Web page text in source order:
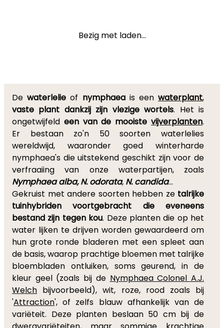
Bezig met laden...
Dewaterlelie of nymphaeais eenwaterplant,
vaste plant dankzij zijn vlezige wortels. Het is
ongetwijfeld een van de mooistevijverplanten.
Er bestaan zo'n 50 soorten waterlelies
wereldwijd, waaronder goed winterharde
nymphaea's die uitstekend geschikt zijn voor de
verfraaiing van onze waterpartijen, zoals
Nymphaea alba, N. odorata, N. candida...
Gekruist met andere soorten hebben ze talrijke
tuinhybriden voortgebracht die eveneens
bestand zijn tegen kou. Deze planten die op het
water lijken te drijven worden gewaardeerd om
hun grote ronde bladeren met een spleet aan
de basis, waarop prachtige bloemen met talrijke
bloembladen ontluiken, soms geurend, in de
kleur geel (zoals bij de Nymphaea Colonel A.J.
Welch bijvoorbeeld), wit, roze, rood zoals bij
'Attraction', of zelfs blauw afhankelijk van de
variëteit. Deze planten beslaan 50 cm bij de